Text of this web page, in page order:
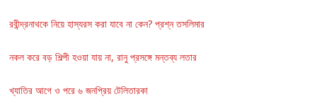
রবীন্দ্রনাথকে নিয়ে হাস্যরস করা যাবে না কেন? প্রশ্ন তসলিমার
নকল করে বড় শিল্পী হওয়া যায় না, রানু প্রসঙ্গে মন্তব্য লতার
খ্যাতির আগে ও পরে ৬ জনপ্রিয় টেলিতারকা